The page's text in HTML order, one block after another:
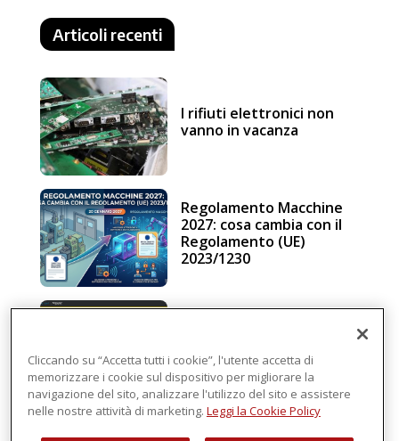
Articoli recenti
I rifiuti elettronici non
vanno in vacanza
Regolamento Macchine
2027: cosa cambia con il
Regolamento (UE)
2023/1230
intelligenza in cloud
Cliccando su “Accetta tutti i cookie”, l'utente accetta di
memorizzare i cookie sul dispositivo per migliorare la
navigazione del sito, analizzare l'utilizzo del sito e assistere
nelle nostre attività di marketing. Leggi la Cookie Policy